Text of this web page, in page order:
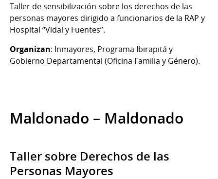
Taller de sensibilización sobre los derechos de las
personas mayores dirigido a funcionarios de la RAP y
Hospital “Vidal y Fuentes”.
Organizan: Inmayores, Programa Ibirapitá y
Gobierno Departamental (Oficina Familia y Género).
Maldonado – Maldonado
Taller sobre Derechos de las
Personas Mayores